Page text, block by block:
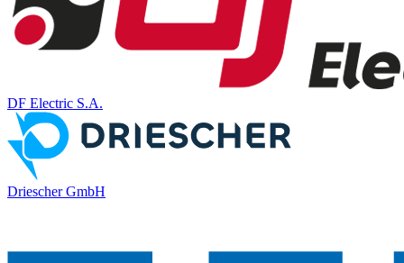
DF Electric S.A.
Driescher GmbH